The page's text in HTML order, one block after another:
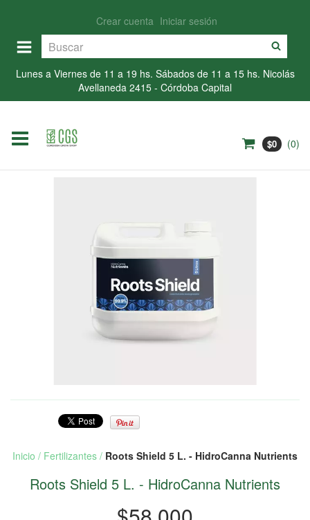
Crear cuenta Iniciar sesión
Lunes a Viernes de 11 a 19 hs. Sábados de 11 a 15 hs. Nicolás
Avellaneda 2415 - Córdoba Capital
(0)
$0
Inicio / Fertilizantes / Roots Shield 5 L. - HidroCanna Nutrients
Roots Shield 5 L. - HidroCanna Nutrients